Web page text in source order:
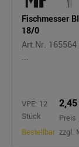
Fischmesser
18/0
Art.Nr. 165564
...
VPE: 12
Stück
Bestellbar
Preis
zzgl.